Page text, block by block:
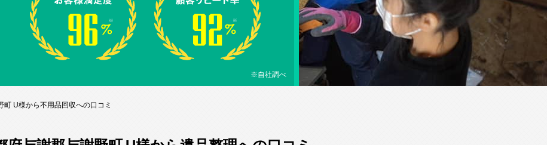
※自社調べ
町 U様から不用品回収への口コミ